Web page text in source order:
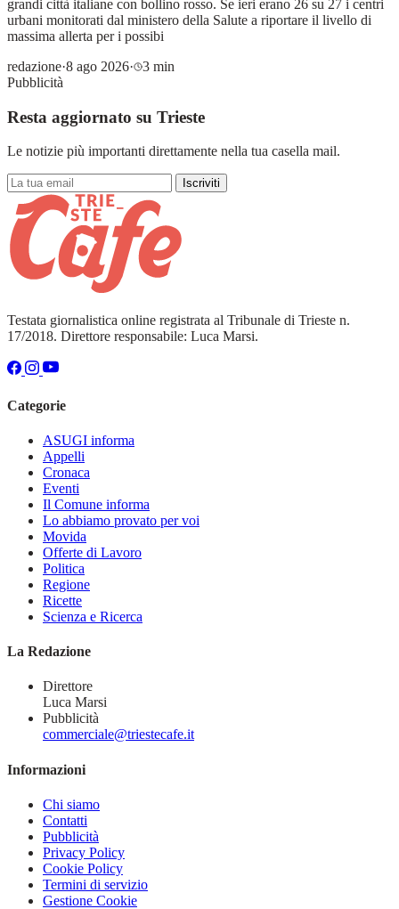
grandi città italiane con bollino rosso. Se ieri erano 26 su 27 i centri
urbani monitorati dal ministero della Salute a riportare il livello di
massima allerta per i possibi
redazione·8 ago 2026·
3 min
Pubblicità
Resta aggiornato su Trieste
Le notizie più importanti direttamente nella tua casella mail.
Iscriviti
Testata giornalistica online registrata al Tribunale di Trieste n.
17/2018. Direttore responsabile: Luca Marsi.
Categorie
ASUGI informa
Appelli
Cronaca
Eventi
Il Comune informa
Lo abbiamo provato per voi
Movida
Offerte di Lavoro
Politica
Regione
Ricette
Scienza e Ricerca
La Redazione
Direttore
Luca Marsi
Pubblicità
commerciale@triestecafe.it
Informazioni
Chi siamo
Contatti
Pubblicità
Privacy Policy
Cookie Policy
Termini di servizio
Gestione Cookie